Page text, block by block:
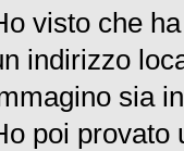
visto che
indirizzo
sia
poi provato